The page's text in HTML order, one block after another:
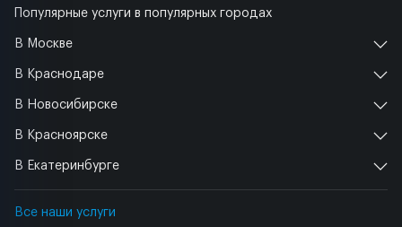
Популярные услуги в популярных городах
В Москве
В Краснодаре
В Новосибирске
В Красноярске
В Екатеринбурге
Все наши услуги